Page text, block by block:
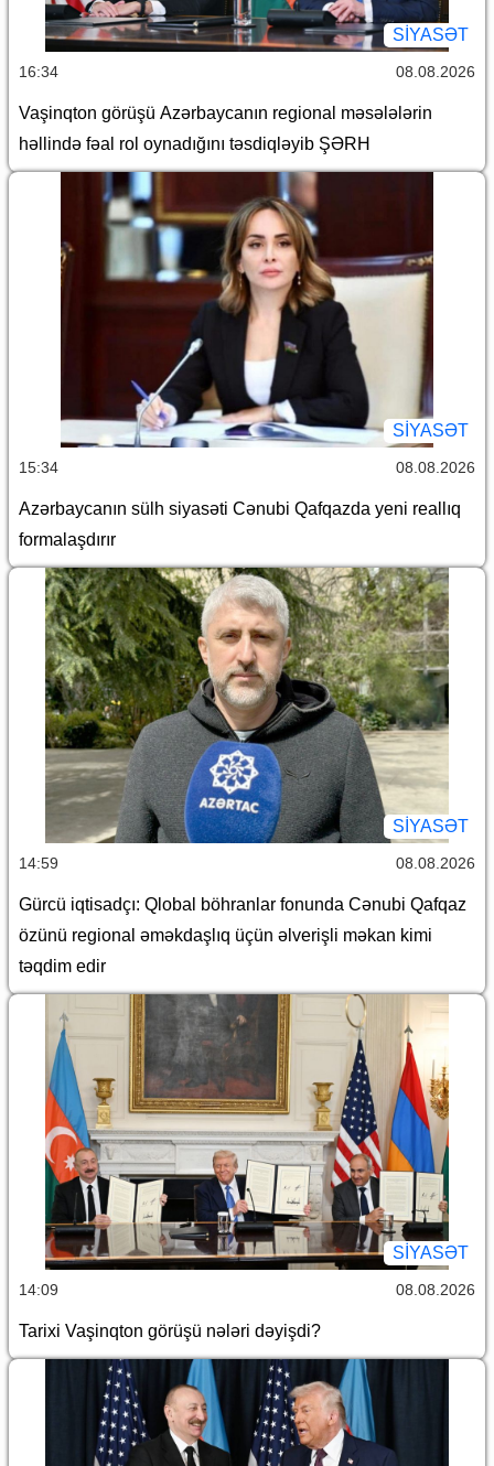
SİYASƏT
16:34 08.08.2026
Vaşinqton görüşü Azərbaycanın regional məsələlərin
həllində fəal rol oynadığını təsdiqləyib ŞƏRH
SİYASƏT
15:34 08.08.2026
Azərbaycanın sülh siyasəti Cənubi Qafqazda yeni reallıq
formalaşdırır
SİYASƏT
14:59 08.08.2026
Gürcü iqtisadçı: Qlobal böhranlar fonunda Cənubi Qafqaz
özünü regional əməkdaşlıq üçün əlverişli məkan kimi
təqdim edir
SİYASƏT
14:09 08.08.2026
Tarixi Vaşinqton görüşü nələri dəyişdi?